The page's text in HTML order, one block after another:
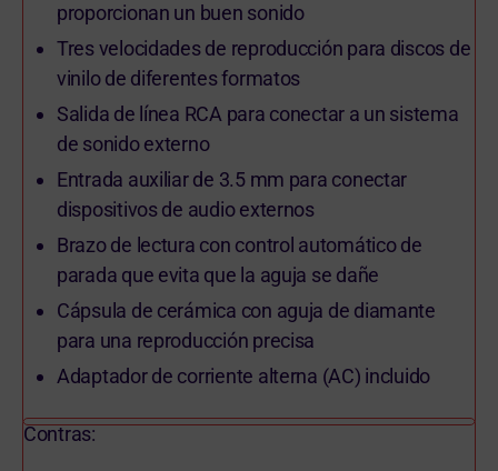
proporcionan un buen sonido
Tres velocidades de reproducción para discos de
vinilo de diferentes formatos
Salida de línea RCA para conectar a un sistema
de sonido externo
Entrada auxiliar de 3.5 mm para conectar
dispositivos de audio externos
Brazo de lectura con control automático de
parada que evita que la aguja se dañe
Cápsula de cerámica con aguja de diamante
para una reproducción precisa
Adaptador de corriente alterna (AC) incluido
Contras: